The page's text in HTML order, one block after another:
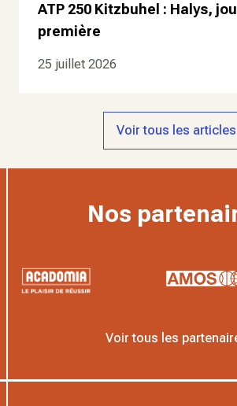
ATP 250 Kitzbuhel : Halys,
première
25 juillet 2026
Voir tous les articles
Nos
Voir tous les